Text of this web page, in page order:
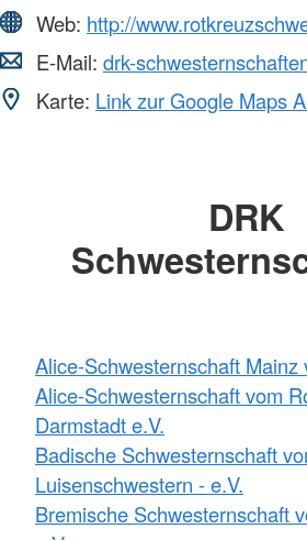
Web: http://
E-Mail: drk-
Karte: Link zur Google Maps
DRK
Alice-Schwesternschaft Mainz
Alice-Schwesternschaft vom
Darmstadt e.V.
Badische Schwesternschaft
Luisenschwestern - e.V.
Bremische Schwesternschaft